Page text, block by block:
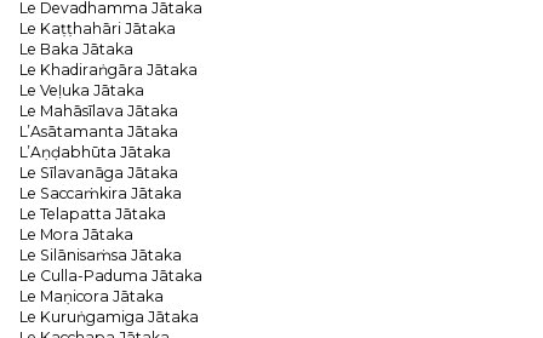
Le Devadhamma Jātaka
Le Kaṭṭhahāri Jātaka
Le Baka Jātaka
Le Khadiraṅgāra Jātaka
Le Veḷuka Jātaka
Le Mahāsīlava Jātaka
L’Asātamanta Jātaka
L’Aṇḍabhūta Jātaka
Le Sīlavanāga Jātaka
Le Saccaṁkira Jātaka
Le Telapatta Jātaka
Le Mora Jātaka
Le Silānisaṁsa Jātaka
Le Culla-Paduma Jātaka
Le Maṇicora Jātaka
Le Kuruṅgamiga Jātaka